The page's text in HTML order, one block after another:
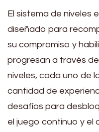
El sistema de niveles
diseñado para
su compromiso y
progresan a través
niveles, cada uno de
cantidad de
desafíos para
el juego continuo y el